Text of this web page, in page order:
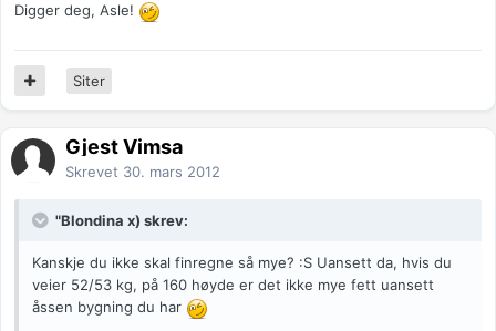
Digger deg, Asle!
Siter
Gjest Vimsa
Skrevet 30. mars 2012
"Blondina x) skrev:
Kanskje du ikke skal finregne så mye? :S Uansett da, hvis du
veier 52/53 kg, på 160 høyde er det ikke mye fett uansett
åssen bygning du har